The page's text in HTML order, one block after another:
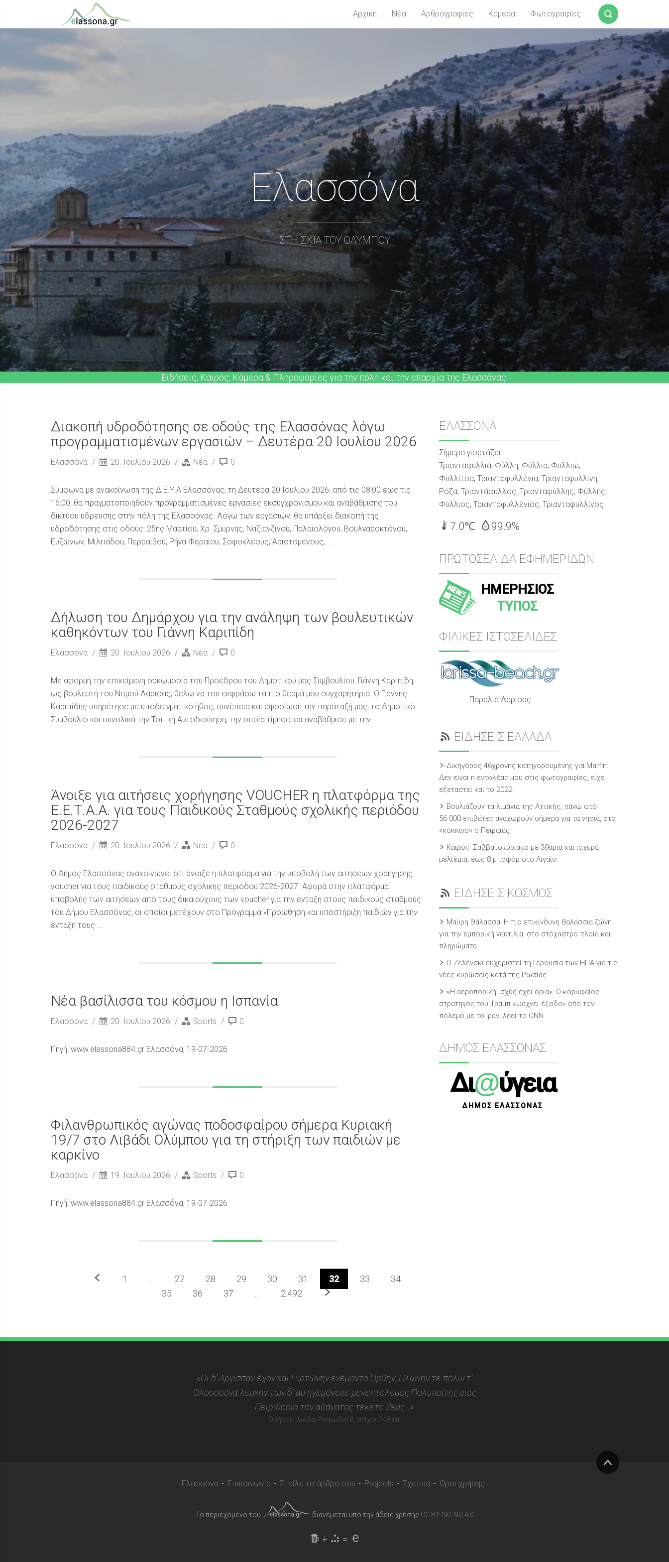
Αναζήτηση
Αρχική Νέα Αρθρογραφίες Κάμερα Φωτογραφίες
Ελασσόνα
ΣΤΗ ΣΚΙΑ ΤΟΥ ΟΛΥΜΠΟΥ
Ειδήσεις, Καιρός, Κάμερα & Πληροφορίες για την πόλη και την επαρχία της Ελασσόνας.
Διακοπή υδροδότησης σε οδούς της Ελασσόνας λόγω
προγραμματισμένων εργασιών – Δευτέρα 20 Ιουλίου 2026
Ελασσόνα 20. Ιουλίου 2026 Νέα 0
Σύμφωνα με ανακοίνωση της Δ.Ε.Υ.Α Ελασσόνας, τη Δευτέρα 20 Ιουλίου 2026, από τις 08:00 έως τις
16:00, θα πραγματοποιηθούν προγραμματισμένες εργασίες εκσυγχρονισμού και αναβάθμισης του
δικτύου ύδρευσης στην πόλη της Ελασσόνας. Λόγω των εργασιών, θα υπάρξει διακοπή της
υδροδότησης στις οδούς: 25ης Μαρτίου, Χρ. Σμύρνης, Ναζιανζινού, Παλαιολόγου, Βουλγαροκτόνου,
Ευζώνων, Μιλτιάδου, Περραιβού, Ρήγα Φεραίου, Σοφοκλέους, Αριστομένους, ...
Δήλωση του Δημάρχου για την ανάληψη των βουλευτικών
καθηκόντων του Γιάννη Καριπίδη
Ελασσόνα 20. Ιουλίου 2026 Νέα 0
Με αφορμή την επικείμενη ορκωμοσία του Προέδρου του Δημοτικού μας Συμβουλίου, Γιάννη Καριπίδη,
ως βουλευτή του Νομού Λάρισας, θέλω να του εκφράσω τα πιο θερμά μου συγχαρητήρια. Ο Γιάννης
Καριπίδης υπηρέτησε με υποδειγματικό ήθος, συνέπεια και αφοσίωση την παράταξή μας, το Δημοτικό
Συμβούλιο και συνολικά την Τοπική Αυτοδιοίκηση, την οποία τίμησε και αναβάθμισε με την ...
Άνοιξε για αιτήσεις χορήγησης VOUCHER η πλατφόρμα της
Ε.Ε.Τ.Α.Α. για τους Παιδικούς Σταθμούς σχολικής περιόδου
2026-2027
Ελασσόνα 20. Ιουλίου 2026 Νέα 0
Ο Δήμος Ελασσόνας ανακοινώνει ότι άνοιξε η πλατφόρμα για την υποβολή των αιτήσεων χορήγησης
voucher για τους παιδικούς σταθμούς σχολικής περιόδου 2026-2027. Αφορά στην πλατφόρμα
υποβολής των αιτήσεων από τους δικαιούχους των voucher για την ένταξη στους παιδικούς σταθμούς
του Δήμου Ελασσόνας, οι οποίοι μετέχουν στο Πρόγραμμα «Προώθηση και υποστήριξη παιδιών για την
ένταξή τους ...
Νέα βασίλισσα του κόσμου η Ισπανία
Ελασσόνα 20. Ιουλίου 2026 Sports 0
Πηγή: www.elassona884.gr Ελασσόνα, 19-07-2026
Φιλανθρωπικός αγώνας ποδοσφαίρου σήμερα Κυριακή
19/7 στο Λιβάδι Ολύμπου για τη στήριξη των παιδιών με
καρκίνο
Ελασσόνα 19. Ιουλίου 2026 Sports 0
Πηγή: www.elassona884.gr Ελασσόνα, 19-07-2026
Προηγούμενο
1 27 28 29 30 31 32 33
34
35
36 37 2.492 Επόμενο
Sidebar
ΕΛΑΣΣΟΝΑ
Σήμερα γιορτάζει
Τριανταφυλλιά, Φύλλη, Φύλλια, Φυλλιώ,
Φυλλίτσα, Τριανταφυλλένια, Τριανταφυλλίνη,
Ρόζα, Τριαντάφυλλος, Τριανταφύλλης, Φύλλης,
Φύλλιος, Τριανταφυλλένιος, Τριανταφυλλίνος
7.0℃ 99.9%
ΠΡΩΤΟΣΕΛΙΔΑ ΕΦΗΜΕΡΙΔΩΝ
ΗΜΕΡΗΣΙΟΣ
ΤΥΠΟΣ
ΦΙΛΙΚΕΣ ΙΣΤΟΣΕΛΙΔΕΣ
Παράλια Λάρισας
ΕΙΔΗΣΕΙΣ ΕΛΛΑΔΑ
Δικηγόρος 46χρονης κατηγορουμένης για Marfin:
Δεν είναι η εντολέας μου στις φωτογραφίες, είχε
εξεταστεί και το 2022
Βουλιάζουν τα λιμάνια της Αττικής, πάνω από
56.000 επιβάτες αναχωρούν σήμερα για τα νησιά, στο
«κόκκινο» ο Πειραιάς
Καιρός: Σαββατοκύριακο με 39άρια και ισχυρά
μελτέμια, έως 8 μποφόρ στο Αιγαίο
ΕΙΔΗΣΕΙΣ ΚΟΣΜΟΣ
Μαύρη Θάλασσα: Η πιο επικίνδυνη θαλάσσια ζώνη
για την εμπορική ναυτιλία, στο στόχαστρο πλοία και
πληρώματα
Ο Ζελένσκι ευχαριστεί τη Γερουσία των ΗΠΑ για τις
νέες κυρώσεις κατά της Ρωσίας
«Η αεροπορική ισχύς έχει όρια»: Ο κορυφαίος
στρατηγός του Τραμπ «ψάχνει έξοδο» από τον
πόλεμο με το Ιράν, λέει το CNN
ΔΗΜΟΣ ΕΛΑΣΣΟΝΑΣ
Δι@ύγεια
ΔΗΜΟΣ ΕΛΑΣΣΟΝΑΣ
«Οι δ’ Αργισσαν έχον και Γυρτώνην ενέμοντο Όρθην, Ηλώνην τε πόλιν τ’
Ολοοσσόνα λευκήν των δ’ αυ ηγεμόνευε μενεπτόλεμος Πολυποίτης υιός
Πειριθόοιο τον αθάνατος τέκετο Ζευς…»
Ομήρου Ιλιάδα, Ραψωδία Β, στίχοι 748 επ.
Ελασσόνα Επικοινωνία Στείλε το άρθρο σου Projects Σχετικά Όροι χρήσης
Το περιεχόμενο του διανέμεται υπό την άδεια χρήσης CC BY-NC-ND 4.0
+ =